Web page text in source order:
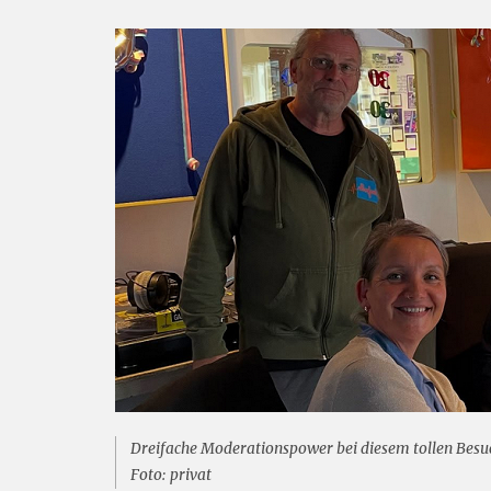
Dreifache Moderationspower bei diesem tollen
Foto: privat